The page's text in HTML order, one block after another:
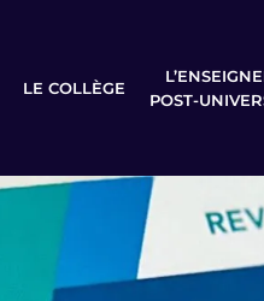
LE COLLÈGE
POST-